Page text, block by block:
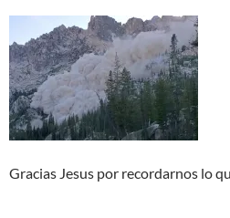
Gracias Jesus por recordarnos lo